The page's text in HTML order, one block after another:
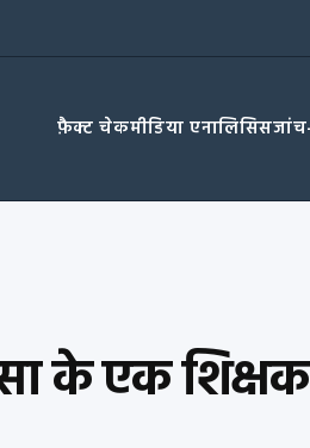
फ़ैक्ट चेकमीडिया एनालिसिस
के एक